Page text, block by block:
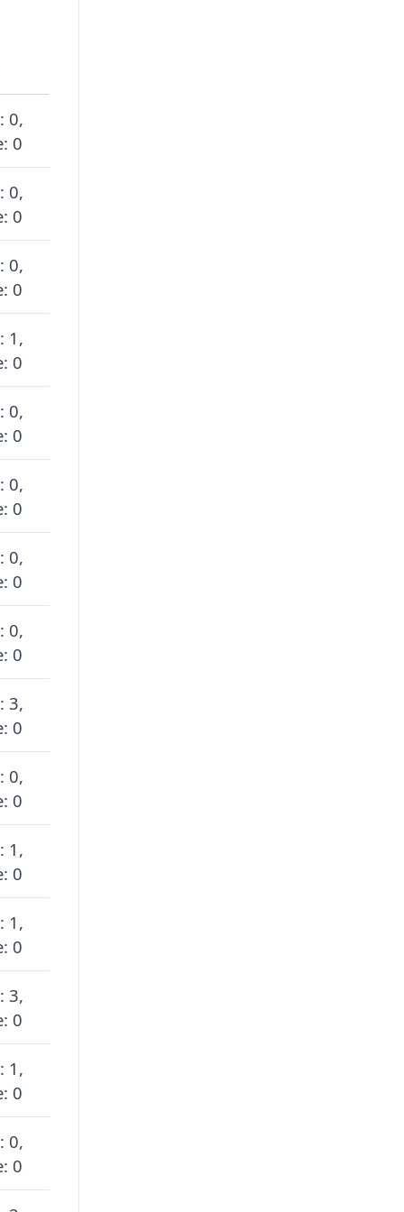
0,
0
0,
0
0,
0
1,
0
0,
0
0,
0
0,
0
0,
0
3,
0
0,
0
1,
0
1,
0
3,
0
1,
0
0,
0